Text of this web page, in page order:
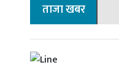
ताजा खबर